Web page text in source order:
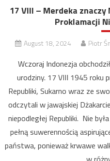
17 VIII – Merdeka znaczy
Proklamacji
August 18, 2024 Piotr
Wczoraj Indonezja
urodziny. 17 VIII 1945 roku
Republiki, Sukarno wraz ze
odczytali w jawajskiej
niepodległej Republiki. Nie
pełną suwerennością
państwa, ponieważ krwawe